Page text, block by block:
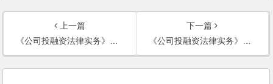
上一篇
《公司投融资法律实务》跃居当当网公司法与企业法销量榜第17名
下一篇
《公司投融资法律实务》跻身当当网公司法与企业法类十大畅销图书榜